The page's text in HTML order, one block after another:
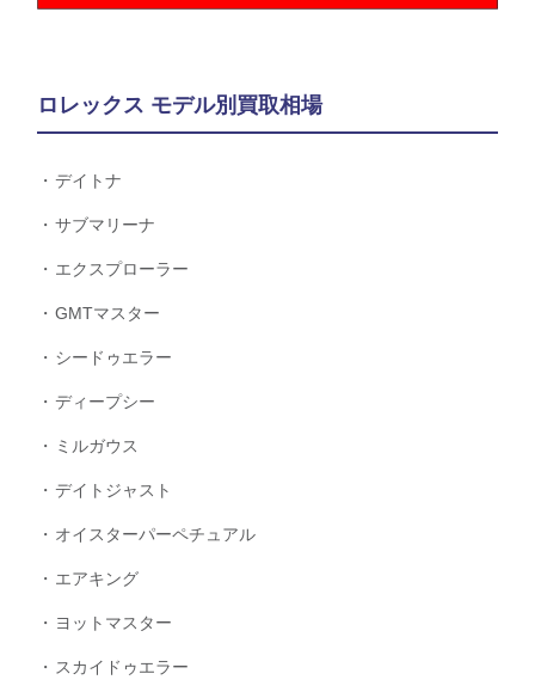
ロレックス モデル別買取相場
デイトナ
サブマリーナ
エクスプローラー
GMTマスター
シードゥエラー
ディープシー
ミルガウス
デイトジャスト
オイスターパーペチュアル
エアキング
ヨットマスター
スカイドゥエラー